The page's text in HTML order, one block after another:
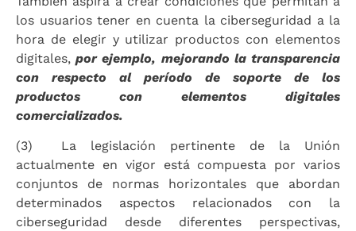
los usuarios tener en cuenta la ciberseguridad a la
hora de elegir y utilizar productos con elementos
digitales,por ejemplo, mejorando la transparencia
con respecto al período de soporte de los
productos con elementos digitales
comercializados.
(3) La legislación pertinente de la Unión
actualmente en vigor está compuesta por varios
conjuntos de normas horizontales que abordan
determinados aspectos relacionados con la
ciberseguridad desde diferentes perspectivas,